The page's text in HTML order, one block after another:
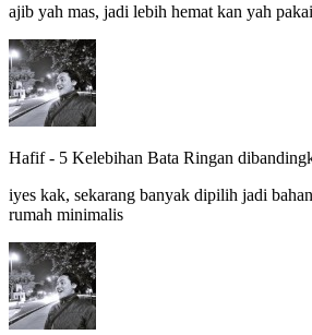
ajib yah mas, jadi lebih hemat kan yah
Hafif- 5 Kelebihan Bata Ringan
iyes kak, sekarang banyak dipilih jadi
rumah minimalis